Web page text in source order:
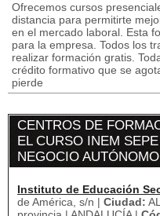
Ofrecemos cursos
distancia para permitirte
en el mercado laboral. Esta
para la empresa. Todos los
realizar formación gratis.
crédito formativo que se
pierde
CENTROS DE
EL CURSO INEM
NEGOCIO
Instituto de Educación
de América, s/n | Ciudad: